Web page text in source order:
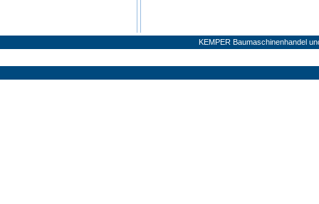
KEMPER Baumaschinenhandel